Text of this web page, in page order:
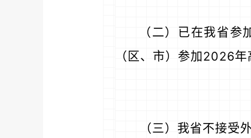
（二）已在我省
（区、市）参加2026
（三）我省不接受